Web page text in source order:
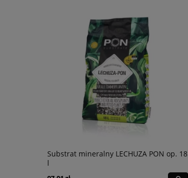
Substrat mineralny LECHUZA PON op. 18
l